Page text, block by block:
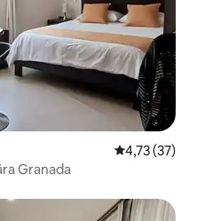
4,73 av 5 i
4,73 (37)
Granada